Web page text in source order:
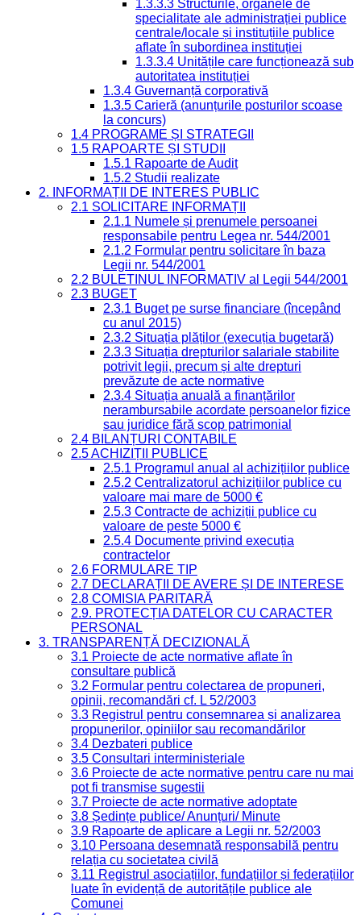
1.3.3.3 Structurile, organele de
specialitate ale administrației publice
centrale/locale și instituțiile publice
aflate în subordinea instituției
1.3.3.4 Unitățile care funcționează sub
autoritatea instituției
1.3.4 Guvernanță corporativă
1.3.5 Carieră (anunțurile posturilor scoase
la concurs)
1.4 PROGRAME ȘI STRATEGII
1.5 RAPOARTE ȘI STUDII
1.5.1 Rapoarte de Audit
1.5.2 Studii realizate
2. INFORMAȚII DE INTERES PUBLIC
2.1 SOLICITARE INFORMAȚII
2.1.1 Numele și prenumele persoanei
responsabile pentru Legea nr. 544/2001
2.1.2 Formular pentru solicitare în baza
Legii nr. 544/2001
2.2 BULETINUL INFORMATIV al Legii 544/2001
2.3 BUGET
2.3.1 Buget pe surse financiare (începând
cu anul 2015)
2.3.2 Situația plăților (execuția bugetară)
2.3.3 Situația drepturilor salariale stabilite
potrivit legii, precum și alte drepturi
prevăzute de acte normative
2.3.4 Situația anuală a finanțărilor
nerambursabile acordate persoanelor fizice
sau juridice fără scop patrimonial
2.4 BILANȚURI CONTABILE
2.5 ACHIZIȚII PUBLICE
2.5.1 Programul anual al achizițiilor publice
2.5.2 Centralizatorul achizițiilor publice cu
valoare mai mare de 5000 €
2.5.3 Contracte de achiziții publice cu
valoare de peste 5000 €
2.5.4 Documente privind execuția
contractelor
2.6 FORMULARE TIP
2.7 DECLARAȚII DE AVERE ȘI DE INTERESE
2.8 COMISIA PARITARĂ
2.9. PROTECȚIA DATELOR CU CARACTER
PERSONAL
3. TRANSPARENȚĂ DECIZIONALĂ
3.1 Proiecte de acte normative aflate în
consultare publică
3.2 Formular pentru colectarea de propuneri,
opinii, recomandări cf. L 52/2003
3.3 Registrul pentru consemnarea și analizarea
propunerilor, opiniilor sau recomandărilor
3.4 Dezbateri publice
3.5 Consultari interministeriale
3.6 Proiecte de acte normative pentru care nu mai
pot fi transmise sugestii
3.7 Proiecte de acte normative adoptate
3.8 Ședințe publice/ Anunțuri/ Minute
3.9 Rapoarte de aplicare a Legii nr. 52/2003
3.10 Persoana desemnată responsabilă pentru
relația cu societatea civilă
3.11 Registrul asociațiilor, fundațiilor și federațiilor
luate în evidență de autoritățile publice ale
Comunei